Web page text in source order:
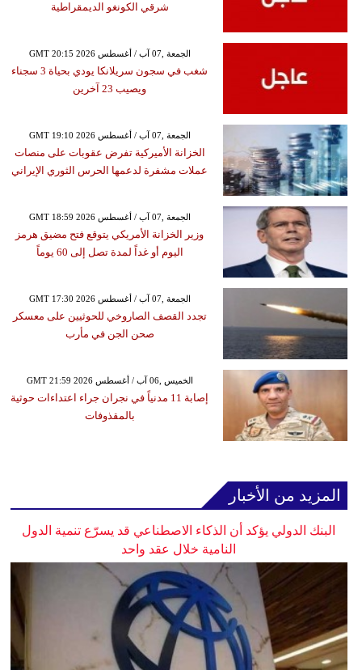
شرقي الكونغو الديمقراطية
GMT 20:15 2026 الجمعة ,07 آب / أغسطس
شغب في سجون سريلانكا يودي بحياة 3 سجناء
ويصيب 23 آخرين
GMT 19:10 2026 الجمعة ,07 آب / أغسطس
الخزانة الأميركية تفرض عقوبات على منصات
عملات مشفرة لدعمها الحرس الثوري الإيراني
GMT 18:59 2026 الجمعة ,07 آب / أغسطس
وزير الخزانة الأمريكي يتوقع فتح مضيق هرمز
اليوم أو غداً لمدة تصل إلى 60 يوماً
GMT 17:30 2026 الجمعة ,07 آب / أغسطس
تجدد القصف الصاروخي للحوثيين على معسكر
صحن الجن في مأرب
GMT 21:59 2026 الخميس ,06 آب / أغسطس
إصابة 11 مدنياً في نجران جراء اعتداءات حوثية
بالمقذوفات
المزيد من الأخبار
البنك الدولي يؤكد أن الذكاء الاصطناعي قد يسرّع تنمية الدول
النامية خلال عقد واحد